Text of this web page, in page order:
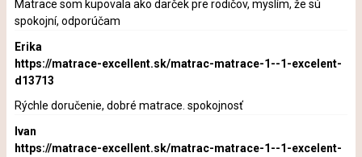
Matrace som kupovala ako darček pre rodičov, myslím, že sú
spokojní, odporúčam
Erika
https://matrace-excellent.sk/matrac-matrace-1--1-excelent-
d13713
Rýchle doručenie, dobré matrace. spokojnosť
Ivan
https://matrace-excellent.sk/matrac-matrace-1--1-excelent-